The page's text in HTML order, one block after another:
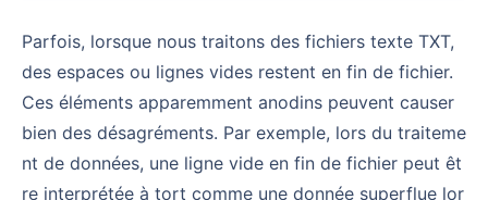
Parfois, lorsque nous traitons des fichiers texte TXT,
des espaces ou lignes vides restent en fin de fichier.
Ces éléments apparemment anodins peuvent causer
bien des désagréments. Par exemple, lors du traiteme
nt de données, une ligne vide en fin de fichier peut êt
re interprétée à tort comme une donnée superflue lor